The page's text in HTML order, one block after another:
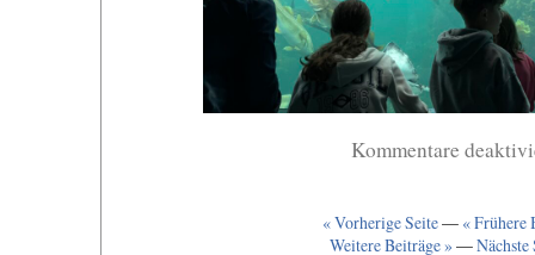
Kommentare
« Vorherige Seite— « Frühere
Weitere Beiträge » —Nächste